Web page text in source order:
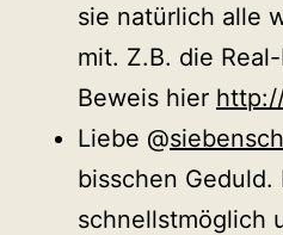
sie natürlich alle
mit. Z.B. die
Beweis hier
Liebe @
bisschen Geduld.
schnellstmöglich